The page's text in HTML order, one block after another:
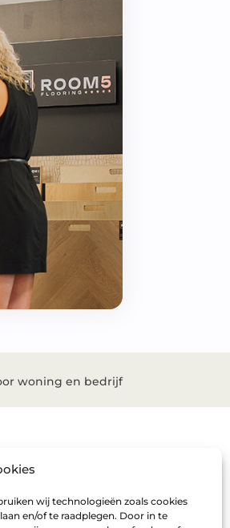
wij technologieën zoals cookies
en/of te raadplegen. Door in te
woning en bedrijf
Dinsdag:
Woensdag: 09:00 – 17:00
Donderdag:09:00 – 17:00